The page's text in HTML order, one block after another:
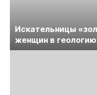
Искательницы
женщин в